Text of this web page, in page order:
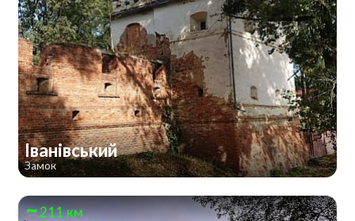
Іванівський
Замок
211 км